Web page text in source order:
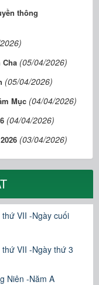
thông
(05/04/2026)
(05/04/2026)
Mục (04/04/2026)
(04/04/2026)
(03/04/2026)
VII -Ngày cuối
VII -Ngày thứ 3
Niên -Năm A